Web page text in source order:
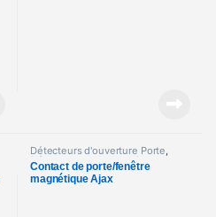
Détecteurs d'ouverture Porte
Détecteurs et Accessoires
Contact de porte/fenêtre
magnétique Ajax